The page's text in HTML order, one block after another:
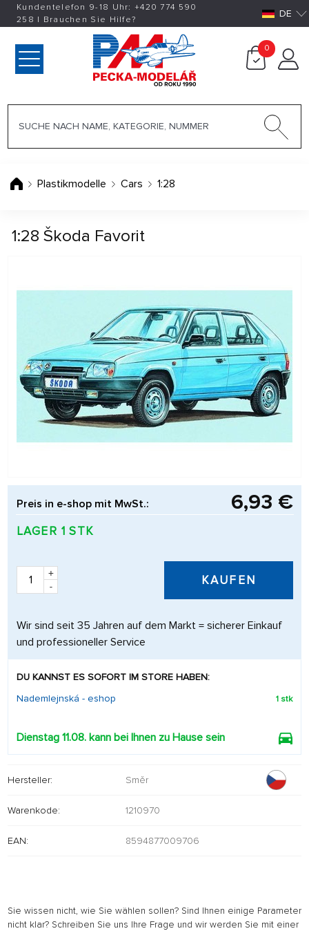
Kundentelefon 9-18 Uhr: +420774 590
258 | Brauchen Sie Hilfe? DE
0
Plastikmodelle Cars 1:28
1:28 Škoda Favorit
Preis in e-shop mit MwSt.: 6,93 €
LAGER 1 STK
+
-
KAUFEN
Wir sind seit 35 Jahren auf dem Markt = sicherer Einkauf
und professioneller Service
DU KANNST ES SOFORT IM STORE HABEN:
Nademlejnská - eshop
1 stk
Dienstag 11.08. kann bei Ihnen zu Hause sein
Hersteller: Směr
Warenkode: 1210970
EAN: 8594877009706
Sie wissen nicht, wie Sie wählen sollen? Sind Ihnen einige Parameter
nicht klar? Schreiben Sie uns Ihre Frage und wir werden Sie mit einer